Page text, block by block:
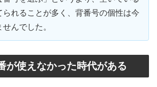
られることが多く、背番号の個性は今
んでした。
が使えなかった時代がある